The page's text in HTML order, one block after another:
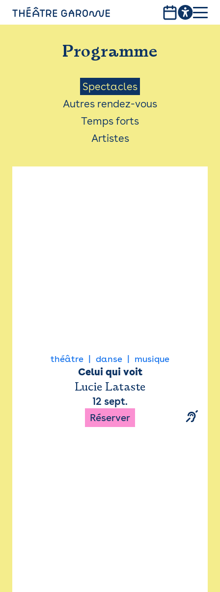
PROGRAMME
INFOS PRATIQUES
AVEC LES PUBLICS
ACCESSIBILITÉ
LES PRODUCTIONS
Programme
Menu
Saison
Spectacles
Autres rendez-vous
Temps forts
Artistes
théâtre danse musique
Celui qui voit
Lucie Lataste
12 sept.
Réserver